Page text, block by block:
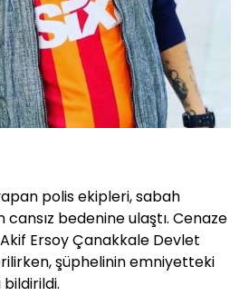
polis ekipleri, sabah
bedenine ulaştı. Cenaze
Ersoy Çanakkale Devlet
şüphelinin emniyetteki